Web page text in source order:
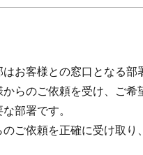
お客様との窓口となる部
からのご依頼を受け、ご
部署です。
のご依頼を正確に受け取